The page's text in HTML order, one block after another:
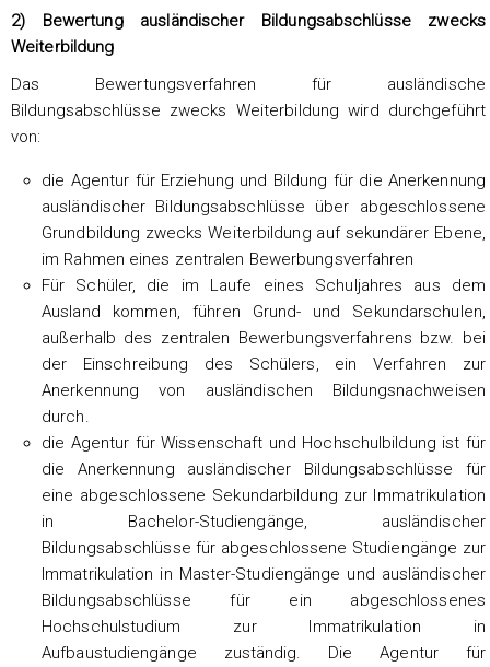
2) Bewertung ausländischer Bildungsabschlüsse zwecks
Weiterbildung
Das Bewertungsverfahren für ausländische
Bildungsabschlüsse zwecks Weiterbildung wird durchgeführt
von:
die Agentur für Erziehung und Bildung für die Anerkennung
ausländischer Bildungsabschlüsse über abgeschlossene
Grundbildung zwecks Weiterbildung auf sekundärer Ebene,
im Rahmen eines zentralen Bewerbungsverfahren
Für Schüler, die im Laufe eines Schuljahres aus dem
Ausland kommen, führen Grund- und Sekundarschulen,
außerhalb des zentralen Bewerbungsverfahrens bzw. bei
der Einschreibung des Schülers, ein Verfahren zur
Anerkennung von ausländischen Bildungsnachweisen
durch.
die Agentur für Wissenschaft und Hochschulbildung ist für
die Anerkennung ausländischer Bildungsabschlüsse für
eine abgeschlossene Sekundarbildung zur Immatrikulation
in Bachelor-Studiengänge, ausländischer
Bildungsabschlüsse für abgeschlossene Studiengänge zur
Immatrikulation in Master-Studiengänge und ausländischer
Bildungsabschlüsse für ein abgeschlossenes
Hochschulstudium zur Immatrikulation in
Aufbaustudiengänge zuständig. Die Agentur für